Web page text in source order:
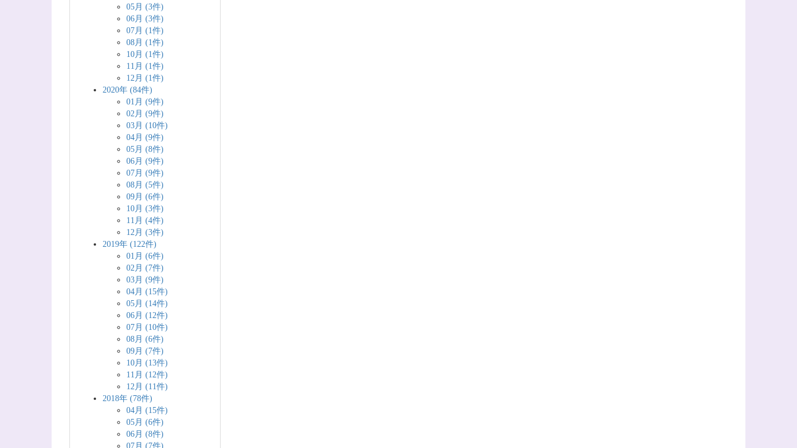
05月 (3件)
06月 (3件)
07月 (1件)
08月 (1件)
10月 (1件)
11月 (1件)
12月 (1件)
2020年 (84件)
01月 (9件)
02月 (9件)
03月 (10件)
04月 (9件)
05月 (8件)
06月 (9件)
07月 (9件)
08月 (5件)
09月 (6件)
10月 (3件)
11月 (4件)
12月 (3件)
2019年 (122件)
01月 (6件)
02月 (7件)
03月 (9件)
04月 (15件)
05月 (14件)
06月 (12件)
07月 (10件)
08月 (6件)
09月 (7件)
10月 (13件)
11月 (12件)
12月 (11件)
2018年 (78件)
04月 (15件)
05月 (6件)
06月 (8件)
07月 (7件)